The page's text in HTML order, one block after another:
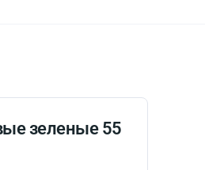
зеленые 55